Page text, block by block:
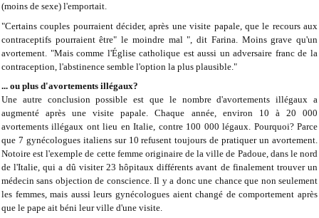
(moins de sexe) l'emportait.
"Certains couples pourraient décider, après une visite papale, que le recours aux
contraceptifs pourraient être" le moindre mal ", dit Farina. Moins grave qu'un
avortement. "Mais comme l'Église catholique est aussi un adversaire franc de la
contraception, l'abstinence semble l'option la plus plausible."
... ou plus d'avortements illégaux?
Une autre conclusion possible est que le nombre d'avortements illégaux a
augmenté après une visite papale. Chaque année, environ 10 à 20 000
avortements illégaux ont lieu en Italie, contre 100 000 légaux. Pourquoi? Parce
que 7 gynécologues italiens sur 10 refusent toujours de pratiquer un avortement.
Notoire est l'exemple de cette femme originaire de la ville de Padoue, dans le nord
de l'Italie, qui a dû visiter 23 hôpitaux différents avant de finalement trouver un
médecin sans objection de conscience. Il y a donc une chance que non seulement
les femmes, mais aussi leurs gynécologues aient changé de comportement après
que le pape ait béni leur ville d'une visite.